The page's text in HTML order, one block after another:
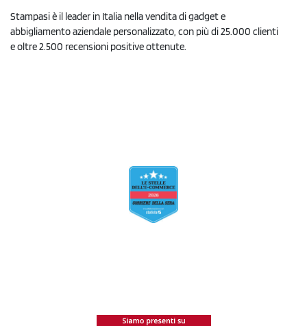
Stampasi è il leader in Italia nella vendita di gadget e
abbigliamento aziendale personalizzato, con più di 25.000 clienti
e oltre 2.500 recensioni positive ottenute.